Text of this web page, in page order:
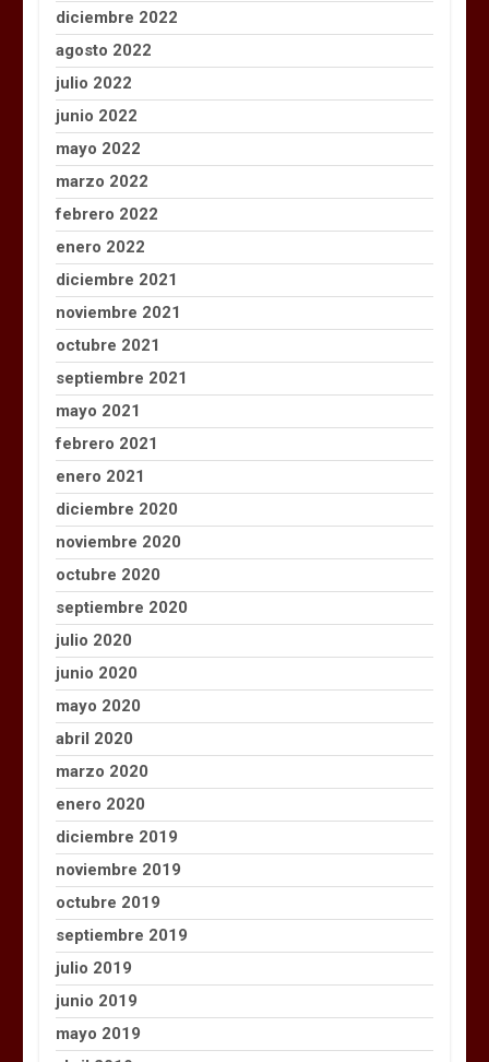
diciembre 2022
agosto 2022
julio 2022
junio 2022
mayo 2022
marzo 2022
febrero 2022
enero 2022
diciembre 2021
noviembre 2021
octubre 2021
septiembre 2021
mayo 2021
febrero 2021
enero 2021
diciembre 2020
noviembre 2020
octubre 2020
septiembre 2020
julio 2020
junio 2020
mayo 2020
abril 2020
marzo 2020
enero 2020
diciembre 2019
noviembre 2019
octubre 2019
septiembre 2019
julio 2019
junio 2019
mayo 2019